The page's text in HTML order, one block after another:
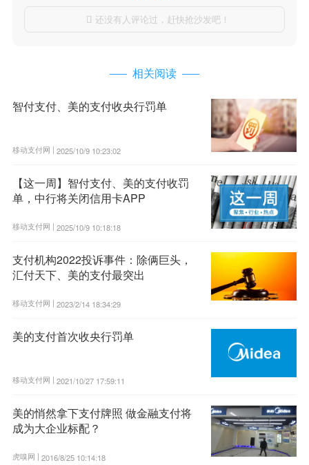
 还没有人评论过，赶快抢沙发吧！
相关阅读
智付支付、美的支付收央行罚单
移动支付网 | 2025/10/9 10:23:02
【这一周】智付支付、美的支付收罚
单，中行将关闭信用卡APP
移动支付网 | 2025/10/9 10:18:18
支付机构2022投诉事件：除俩巨头，
汇付天下、美的支付最突出
移动支付网 | 2023/2/14 18:34:29
美的支付首次收央行罚单
移动支付网 | 2021/10/27 17:59:11
美的悄然拿下支付牌照 做金融支付将
成为大企业标配？
虎嗅网 | 2016/8/25 10:14:18